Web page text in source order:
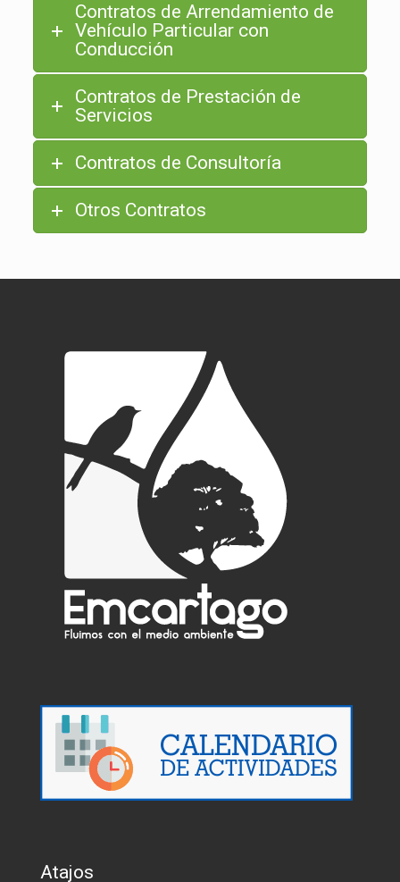
Contratos de Arrendamiento de
Vehículo Particular con
Conducción
Contratos de Prestación de
Servicios
Contratos de Consultoría
Otros Contratos
Atajos